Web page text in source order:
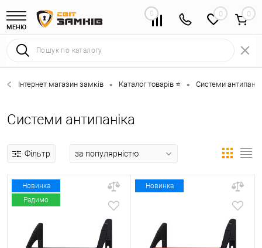
МЕНЮ
0 0
Інтернет магазин замків • Каталог товарів ⭐ • Системи
Системи антипаніка
Фільтр
Новинка
Радимо
Новинка